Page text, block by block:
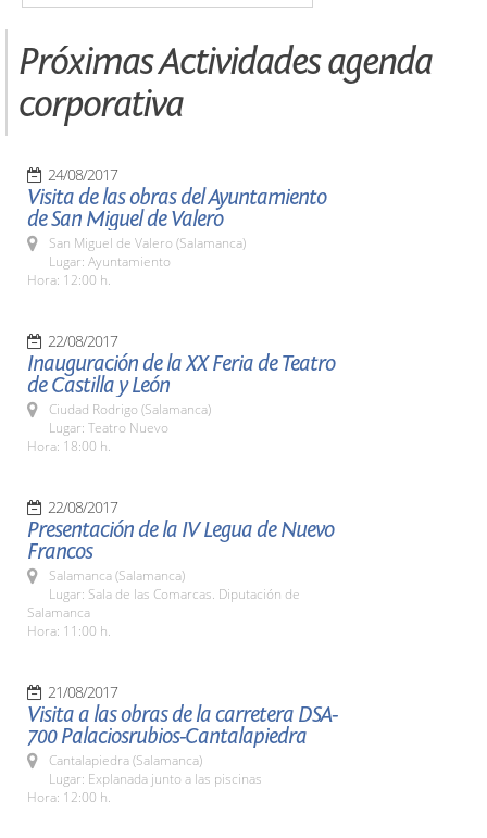
Próximas Actividades agenda
corporativa
24/08/2017
Visita de las obras del Ayuntamiento
de San Miguel de Valero
San Miguel de Valero (Salamanca)
Lugar: Ayuntamiento
Hora: 12:00 h.
22/08/2017
Inauguración de la XX Feria de Teatro
de Castilla y León
Ciudad Rodrigo (Salamanca)
Lugar: Teatro Nuevo
Hora: 18:00 h.
22/08/2017
Presentación de la IV Legua de Nuevo
Francos
Salamanca (Salamanca)
Lugar: Sala de las Comarcas. Diputación de
Salamanca
Hora: 11:00 h.
21/08/2017
Visita a las obras de la carretera DSA-
700 Palaciosrubios-Cantalapiedra
Cantalapiedra (Salamanca)
Lugar: Explanada junto a las piscinas
Hora: 12:00 h.